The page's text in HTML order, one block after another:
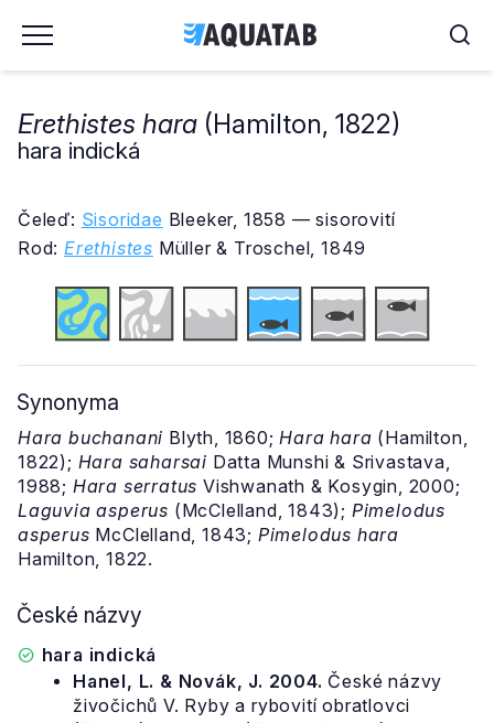
Erethistes hara (Hamilton, 1822)
hara indická
Čeleď: Sisoridae Bleeker, 1858 — sisorovití
Rod: Erethistes Müller & Troschel, 1849
Synonyma
Hara buchanani Blyth, 1860;Hara hara (Hamilton,
1822); Hara saharsai Datta Munshi & Srivastava,
1988; Hara serratus Vishwanath & Kosygin, 2000;
Laguvia asperus (McClelland, 1843); Pimelodus
asperus McClelland, 1843; Pimelodus hara
Hamilton, 1822.
České názvy
hara indická
Hanel, L. & Novák, J. 2004. České názvy
živočichů V. Ryby a rybovití obratlovci